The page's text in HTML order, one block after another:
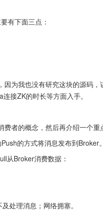
有下面三点：
因为我也没有研究这块的源码
接ZK的时长等方面入手。
者的概念，然后再介绍一个重
的方式将消息发布到Broker。
从Broker消费数据：
处理消息；网络拥塞。